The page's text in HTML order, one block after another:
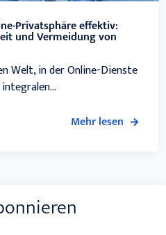
Privatsphäre effektiv:
und Vermeidung von
Welt, in der Online-Dienste
Mehr lesen